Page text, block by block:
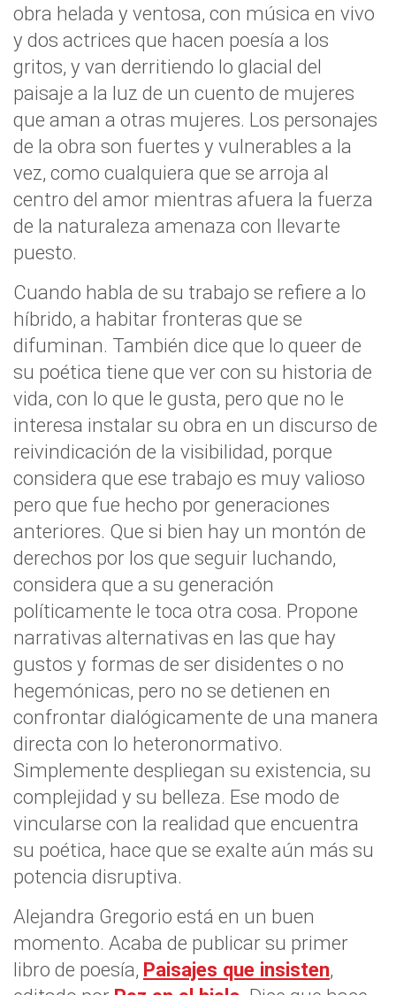
obra helada y ventosa, con música en vivo
y dos actrices que hacen poesía a los
gritos, y van derritiendo lo glacial del
paisaje a la luz de un cuento de mujeres
que aman a otras mujeres. Los personajes
de la obra son fuertes y vulnerables a la
vez, como cualquiera que se arroja al
centro del amor mientras afuera la fuerza
de la naturaleza amenaza con llevarte
puesto.
Cuando habla de su trabajo se refiere a lo
híbrido, a habitar fronteras que se
difuminan. También dice que lo queer de
su poética tiene que ver con su historia de
vida, con lo que le gusta, pero que no le
interesa instalar su obra en un discurso de
reivindicación de la visibilidad, porque
considera que ese trabajo es muy valioso
pero que fue hecho por generaciones
anteriores. Que si bien hay un montón de
derechos por los que seguir luchando,
considera que a su generación
políticamente le toca otra cosa. Propone
narrativas alternativas en las que hay
gustos y formas de ser disidentes o no
hegemónicas, pero no se detienen en
confrontar dialógicamente de una manera
directa con lo heteronormativo.
Simplemente despliegan su existencia, su
complejidad y su belleza. Ese modo de
vincularse con la realidad que encuentra
su poética, hace que se exalte aún más su
potencia disruptiva.
Alejandra Gregorio está en un buen
momento. Acaba de publicar su primer
libro de poesía, Paisajes que insisten,